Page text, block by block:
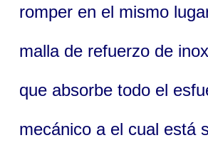
romper en el mismo
malla de refuerzo de
que absorbe todo el
mecánico a el cual está